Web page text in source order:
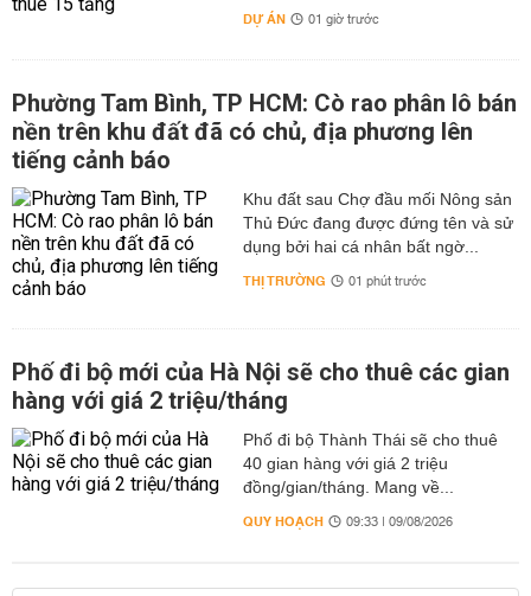
DỰ ÁN 01 giờ trước
Phường Tam Bình, TP HCM: Cò rao phân lô bán
nền trên khu đất đã có chủ, địa phương lên
tiếng cảnh báo
Khu đất sau Chợ đầu mối Nông sản
Thủ Đức đang được đứng tên và sử
dụng bởi hai cá nhân bất ngờ...
THỊ TRƯỜNG 01 phút trước
Phố đi bộ mới của Hà Nội sẽ cho thuê các gian
hàng với giá 2 triệu/tháng
Phố đi bộ Thành Thái sẽ cho thuê
40 gian hàng với giá 2 triệu
đồng/gian/tháng. Mang về...
QUY HOẠCH 09:33 | 09/08/2026